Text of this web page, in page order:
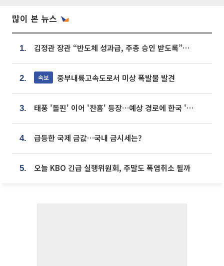
많이 본 뉴스
1. 김정관 장관 “반도체 성과급, 주총 승인 받도록”…상법·자본시장법 개정 시사
2. 속보 중부내륙고속도로서 미상 폭발물 발견
3. 태풍 '돌핀' 이어 '찬홈' 등장…예상 경로에 한국 '한숨'
4. 급등한 국제 금값…국내 금시세는?
5. 오늘 KBO 긴급 실행위원회, 주말도 폭염취소 될까